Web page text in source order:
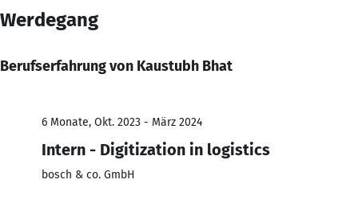
Werdegang
Berufserfahrung von Kaustubh Bhat
6 Monate, Okt. 2023 - März 2024
Intern - Digitization in logistics
bosch & co. GmbH